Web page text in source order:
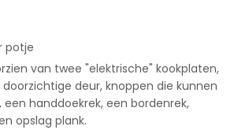
potje
van twee "elektrische" kookplaten,
deur, knoppen die kunnen
een handdoekrek, een bordenrek,
opslag plank.